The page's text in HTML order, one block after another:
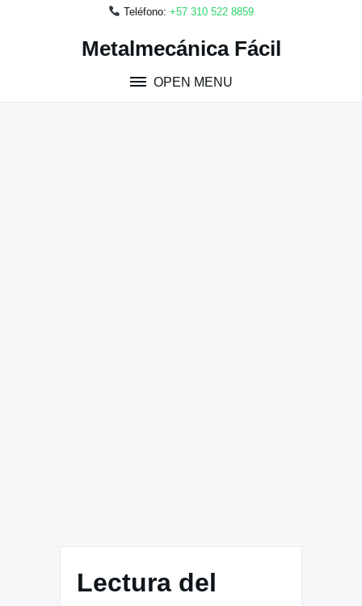
Teléfono: +57 310 522 8859
Metalmecánica Fácil
OPEN MENU
Lectura del